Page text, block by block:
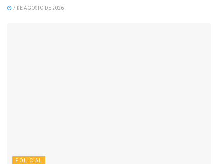
7 DE AGOSTO DE 2026
POLICIAL